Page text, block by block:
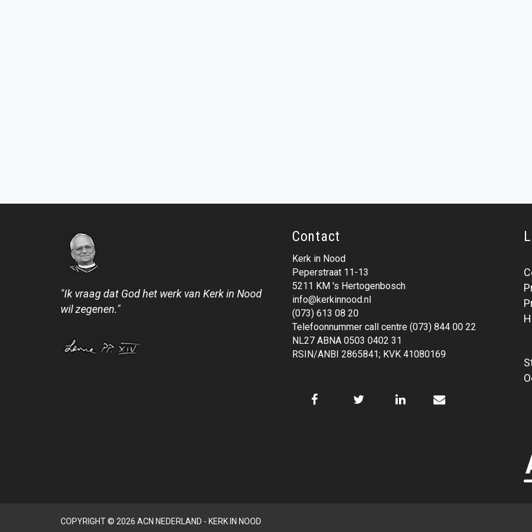
"Ik vraag dat God het werk van Kerk in Nood
wil zegenen."
Contact
Kerk in Nood
Peperstraat 11-13
5211 KM 's Hertogenbosch
info@kerkinnood.nl
(073) 613 08 20
Telefoonnummer call centre (073) 844 00 22
NL27 ABNA 0503 0402 31
RSIN/ANBI 2865841; KVK 41080169
COPYRIGHT © 2026 ACN NEDERLAND - KERK IN NOOD